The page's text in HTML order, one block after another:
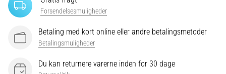
forebyggelse
Løberknæ,
også
kendt
iliotibialbåndsyndrom
Forsendelsesmuligheder
Betaling med kort online eller andre betalingsmetoder
Betalingsmuligheder
Du kan returnere varerne inden for 30 dage